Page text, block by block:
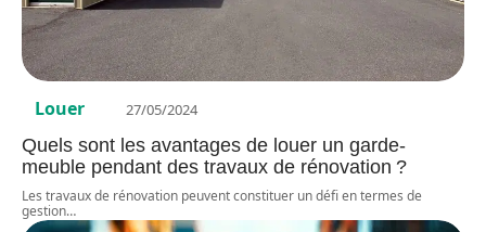
Louer 27/05/2024
Quels sont les avantages de louer un garde-
meuble pendant des travaux de rénovation ?
Les travaux de rénovation peuvent constituer un défi en termes de
gestion…